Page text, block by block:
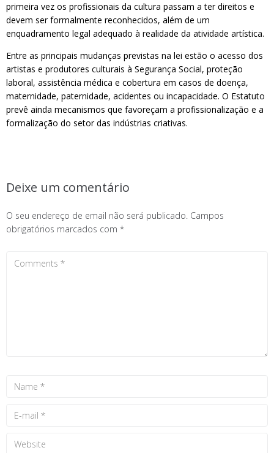
primeira vez os profissionais da cultura passam a ter direitos e
devem ser formalmente reconhecidos, além de um
enquadramento legal adequado à realidade da atividade artística.
Entre as principais mudanças previstas na lei estão o acesso dos
artistas e produtores culturais à Segurança Social, proteção
laboral, assistência médica e cobertura em casos de doença,
maternidade, paternidade, acidentes ou incapacidade. O Estatuto
prevê ainda mecanismos que favoreçam a profissionalização e a
formalização do setor das indústrias criativas.
Deixe um comentário
O seu endereço de email não será publicado. Campos
obrigatórios marcados com *